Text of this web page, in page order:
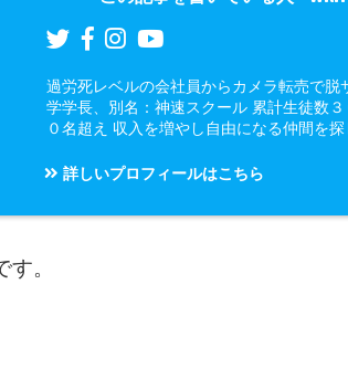
過労死レベルの会社員からカメラ転売で
学学長、別名：神速スクール 累計生徒数
０名超え 収入を増やし自由になる仲間を探
詳しいプロフィールはこちら
。